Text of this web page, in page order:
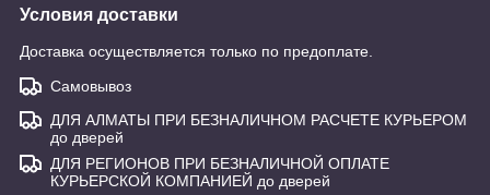
Условия доставки
Доставка осуществляется только по предоплате.
Самовывоз
ДЛЯ АЛМАТЫ ПРИ БЕЗНАЛИЧНОМ РАСЧЕТЕ КУРЬЕРОМ
до дверей
ДЛЯ РЕГИОНОВ ПРИ БЕЗНАЛИЧНОЙ ОПЛАТЕ
КУРЬЕРСКОЙ КОМПАНИЕЙ до дверей